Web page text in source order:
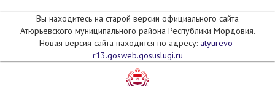
Вы находитесь на старой версии официального сайта
Атюрьевского муниципального района Республики Мордовия.
Новая версия сайта находится по адресу: atyurevo-
r13.gosweb.gosuslugi.ru